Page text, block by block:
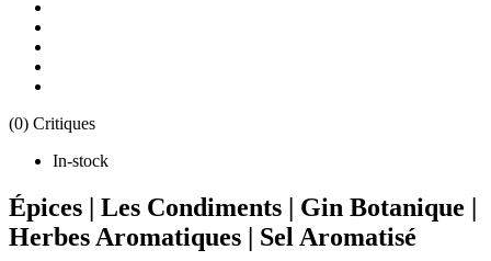
(0) Critiques
In-stock
Épices | Les Condiments | Gin Botanique |
Herbes Aromatiques | Sel Aromatisé